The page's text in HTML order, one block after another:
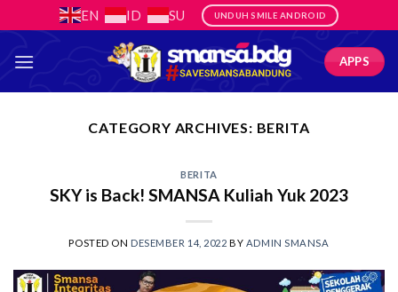
to
content
EN ID SU UNDUH SMILE ANDROID
APPS
CATEGORY ARCHIVES: BERITA
BERITA
SKY is Back! SMANSA Kuliah Yuk 2023
POSTED ON DESEMBER 14, 2022 BY ADMIN SMANSA